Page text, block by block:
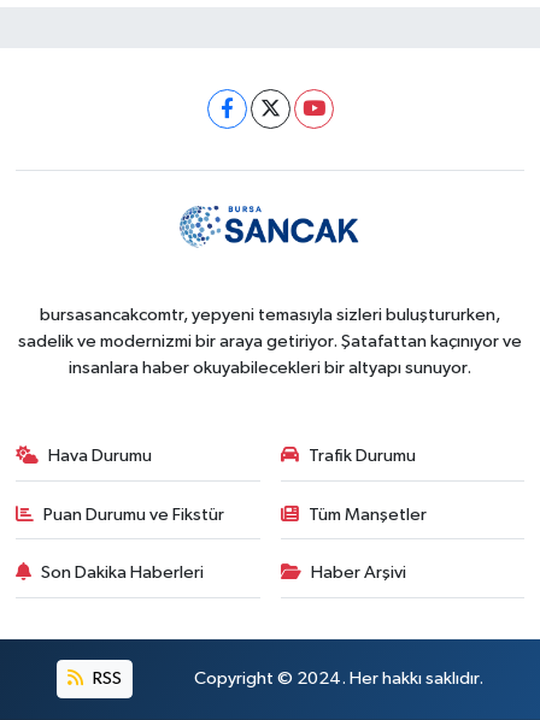
bursasancakcomtr, yepyeni temasıyla sizleri buluştururken,
sadelik ve modernizmi bir araya getiriyor. Şatafattan kaçınıyor ve
insanlara haber okuyabilecekleri bir altyapı sunuyor.
Hava Durumu Trafik Durumu
Puan Durumu ve Fikstür Tüm Manşetler
Son Dakika Haberleri Haber Arşivi
RSS Copyright © 2024. Her hakkı saklıdır.